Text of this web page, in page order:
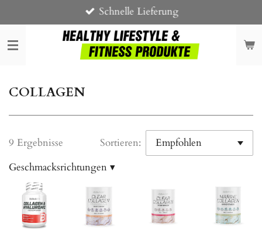
Hauptinhalt
springen
Schnelle Lieferung
COLLAGEN
9 Ergebnisse
Sortieren:
Geschmacksrichtungen ▾